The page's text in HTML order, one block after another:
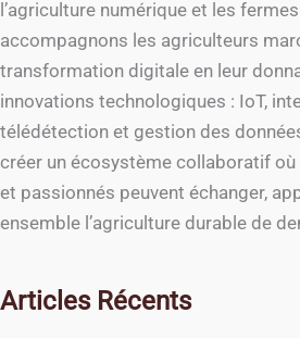
l’agriculture numérique et les
accompagnons les agriculteurs
transformation digitale en leur
innovations technologiques : IoT,
télédétection et gestion des
créer un écosystème collaboratif
et passionnés peuvent échanger,
ensemble l’agriculture durable de
Articles Récents